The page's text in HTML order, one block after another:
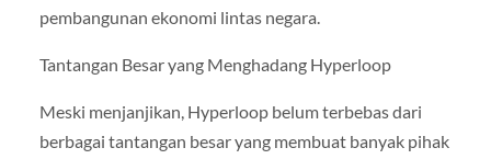
pembangunan ekonomi lintas negara.
Tantangan Besar yang Menghadang Hyperloop
Meski menjanjikan, Hyperloop belum terbebas dari
berbagai tantangan besar yang membuat banyak pihak